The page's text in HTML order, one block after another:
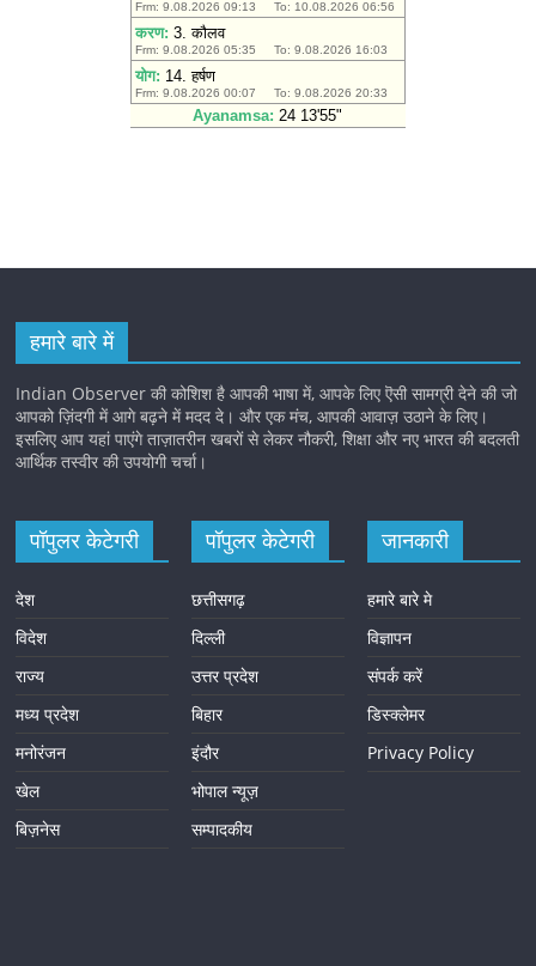
हमारे बारे में
Indian Observer की कोशिश है आपकी भाषा में, आपके लिए ऎसी सामग्री देने की जो
आपको ज़िंदगी में आगे बढ़ने में मदद दे। और एक मंच, आपकी आवाज़ उठाने के लिए।
इसलिए आप यहां पाएंगे ताज़ातरीन खबरों से लेकर नौकरी, शिक्षा और नए भारत की बदलती
आर्थिक तस्वीर की उपयोगी चर्चा।
पॉपुलर केटेगरी
देश
विदेश
राज्य
मध्य प्रदेश
मनोरंजन
खेल
बिज़नेस
पॉपुलर केटेगरी
छत्तीसगढ़
दिल्ली
उत्तर प्रदेश
बिहार
इंदौर
भोपाल न्यूज़
सम्पादकीय
जानकारी
हमारे बारे मे
विज्ञापन
संपर्क करें
डिस्क्लेमर
Privacy Policy